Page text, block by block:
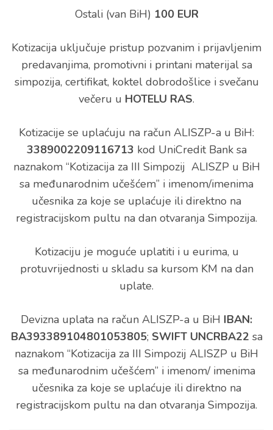
Ostali (van BiH) 100 EUR
Kotizacija uključuje pristup pozvanim i prijavljenim
predavanjima, promotivni i printani materijal sa
simpozija, certifikat, koktel dobrodošlice i svečanu
večeru u HOTELU RAS.
Kotizacije se uplaćuju na račun ALISZP-a u BiH:
3389002209116713 kod UniCredit Bank sa
naznakom “Kotizacija za III Simpozij ALISZP u BiH
sa međunarodnim učešćem” i imenom/imenima
učesnika za koje se uplaćuje ili direktno na
registracijskom pultu na dan otvaranja Simpozija.
Kotizaciju je moguće uplatiti i u eurima, u
protuvrijednosti u skladu sa kursom KM na dan
uplate.
Devizna uplata na račun ALISZP-a u BiH IBAN:
BA393389104801053805; SWIFT UNCRBA22 sa
naznakom “Kotizacija za III Simpozij ALISZP u BiH
sa međunarodnim učešćem” i imenom/ imenima
učesnika za koje se uplaćuje ili direktno na
registracijskom pultu na dan otvaranja Simpozija.